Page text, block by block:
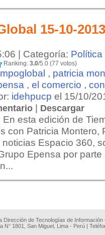
15-10-2013
| Categoría: Política
Ranking: 3.0/5.0 (77 votos)
, patricia
, el comercio ,
idehpucp el 15/10/
| Descargar
En esta edición de
con Patricia Montero,
Espacio 360,
Epensa por parte
Dirección de Tecnologías de
N° 1801, San Miguel, Lima - Perú |